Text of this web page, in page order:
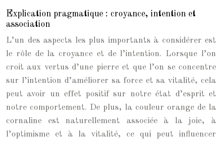
Explication pragmatique : croyance, intention et
association
L’un des aspects les plus importants à considérer est
le rôle de la croyance et de l’intention. Lorsque l’on
croit aux vertus d’une pierre et que l’on se concentre
sur l’intention d’améliorer sa force et sa vitalité, cela
peut avoir un effet positif sur notre état d’esprit et
notre comportement. De plus, la couleur orange de la
cornaline est naturellement associée à la joie, à
l’optimisme et à la vitalité, ce qui peut influencer